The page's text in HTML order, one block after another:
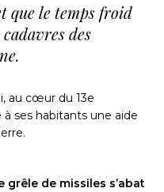
que le temps froid
des
au cœur du 13e
ses habitants une aide
grêle de missiles s’abat